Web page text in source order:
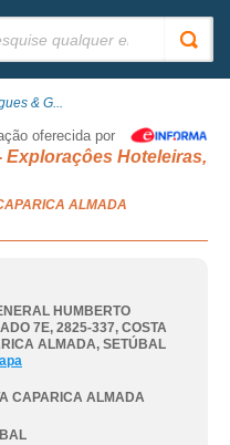
& G...
oferecida por
Hoteleiras,
ALMADA
HUMBERTO
7E, 2825-337, COSTA
ALMADA, SETÚBAL
CAPARICA ALMADA